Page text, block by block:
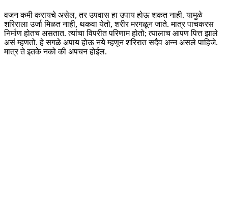
वजन कमी करायचे असेल, तर उपवास हा उपाय होऊ शकत नाही. यामुळे
शरिराला उर्जा मिळत नाही, थकवा येतो, शरीर मरगळून जाते. मात्र पाचकरस
निर्माण होतच असतात. त्यांचा विपरीत परिणाम होतो; त्यालाच आपण पित्त झाले
असं म्हणतो. हे सगळे अपाय होऊ नये म्हणून शरिरात सदैव अन्न असले पाहिजे.
मात्र ते इतके नको की अपचन होईल.